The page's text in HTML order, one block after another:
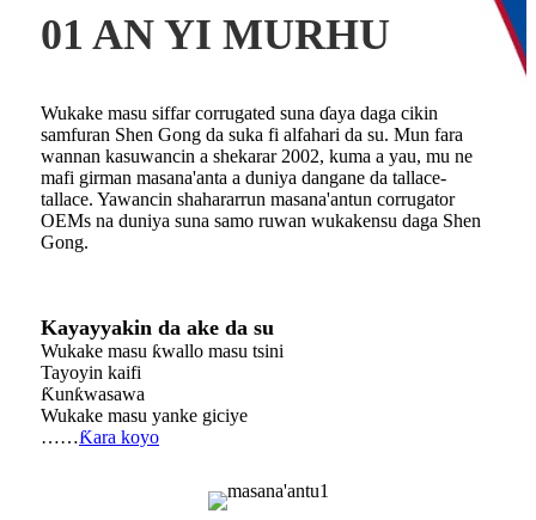
01 AN YI MURHU
Wukake masu siffar corrugated suna ɗaya daga cikin
samfuran Shen Gong da suka fi alfahari da su. Mun fara
wannan kasuwancin a shekarar 2002, kuma a yau, mu ne
mafi girman masana'anta a duniya dangane da tallace-
tallace. Yawancin shahararrun masana'antun corrugator
OEMs na duniya suna samo ruwan wukakensu daga Shen
Gong.
Kayayyakin da ake da su
Wukake masu ƙwallo masu tsini
Tayoyin kaifi
Ƙunƙwasawa
Wukake masu yanke giciye
……Ƙara koyo